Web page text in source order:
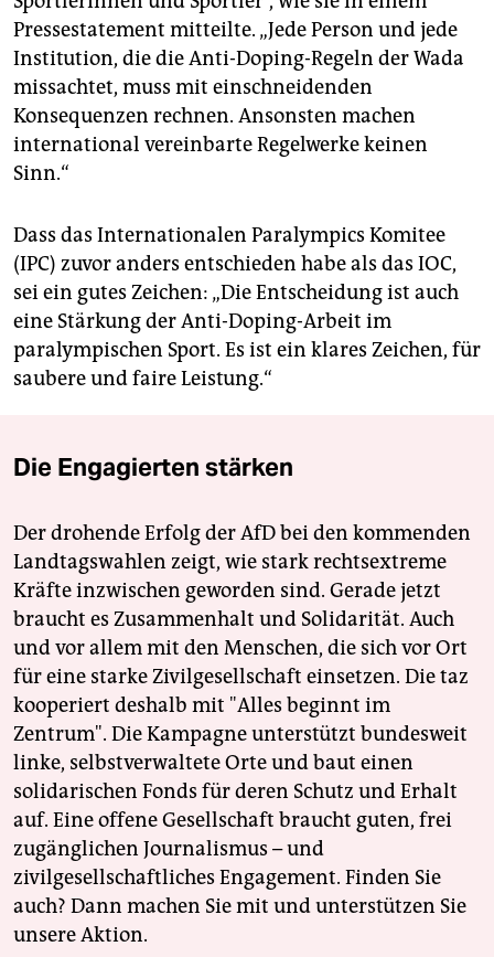
Pressestatement mitteilte. „Jede Person und jede
Institution, die die Anti-Doping-Regeln der Wada
missachtet, muss mit einschneidenden
Konsequenzen rechnen. Ansonsten machen
international vereinbarte Regelwerke keinen
Sinn.“
Dass das Internationalen Paralympics Komitee
(IPC) zuvor anders entschieden habe als das IOC,
sei ein gutes Zeichen: „Die Entscheidung ist auch
eine Stärkung der Anti-Doping-Arbeit im
paralympischen Sport. Es ist ein klares Zeichen, für
saubere und faire Leistung.“
Die Engagierten stärken
Der drohende Erfolg der AfD bei den kommenden
Landtagswahlen zeigt, wie stark rechtsextreme
Kräfte inzwischen geworden sind. Gerade jetzt
braucht es Zusammenhalt und Solidarität. Auch
und vor allem mit den Menschen, die sich vor Ort
für eine starke Zivilgesellschaft einsetzen. Die taz
kooperiert deshalb mit "Alles beginnt im
Zentrum". Die Kampagne unterstützt bundesweit
linke, selbstverwaltete Orte und baut einen
solidarischen Fonds für deren Schutz und Erhalt
auf. Eine offene Gesellschaft braucht guten, frei
zugänglichen Journalismus – und
zivilgesellschaftliches Engagement. Finden Sie
auch? Dann machen Sie mit und unterstützen Sie
unsere Aktion.